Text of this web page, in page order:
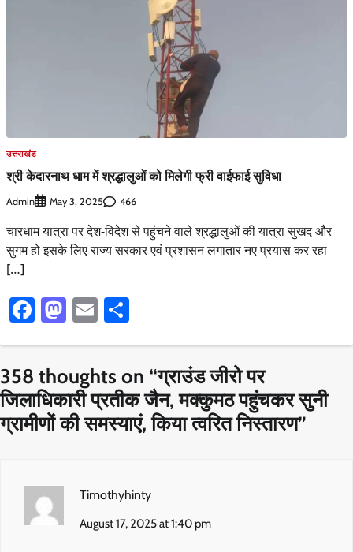
उत्तराखंड
श्री केदारनाथ धाम में श्रद्धालुओं को मिलेगी फ्री वाईफाई सुविधा
Admin May 3, 2025 466
चारधाम यात्रा पर देश-विदेश से पहुंचने वाले श्रद्धालुओं की यात्रा सुखद और
सुगम हो इसके लिए राज्य सरकार एवं प्रशासन लगातार नए प्रयास कर रहा
[…]
Facebook
Mastodon
Email
358 thoughts on “ग्राउंड जीरो पर
जिलाधिकारी प्रतीक जैन, मक्कुमठ पहुंचकर सुनी
ग्रामीणों की समस्याएं, किया त्वरित निस्तारण”
Timothyhinty
August 17, 2025 at 1:40 pm